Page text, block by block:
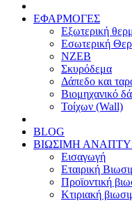
ΕΦΑΡΜΟΓΕΣ
Eξωτερική
Εσωτερική
ΝΖΕΒ
Σκυρόδεμα
Δάπεδο και
Βιομηχανικό
Τοίχων (Wall)
BLOG
ΒΙΩΣΙΜΗ
Εισαγωγή
Εταιρική
Προϊοντική
Κτιριακή